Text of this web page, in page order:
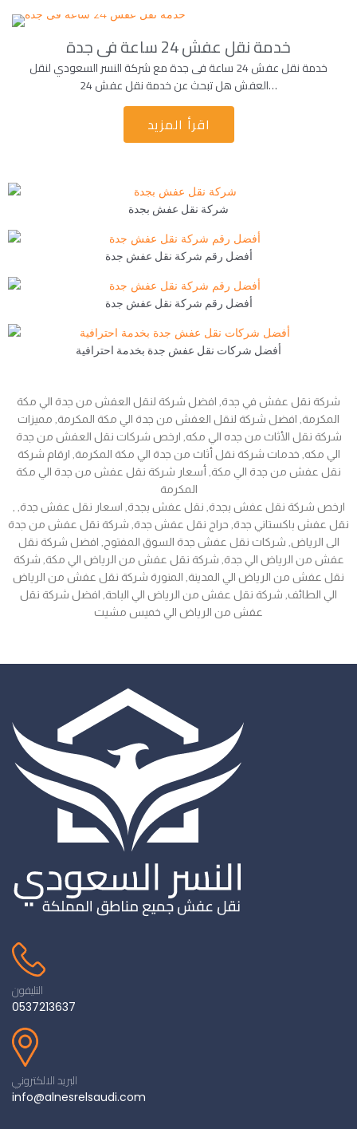
خدمة نقل عفش 24 ساعة فى جدة
خدمة نقل عفش 24 ساعة فى جدة مع شركة النسر السعودي لنقل
العفش هل تبحث عن خدمة نقل عفش 24…
اقرأ المزيد
شركة نقل عفش بجدة
أفضل رقم شركة نقل عفش جدة
أفضل رقم شركة نقل عفش جدة
أفضل شركات نقل عفش جدة بخدمة احترافية
شركة نقل عفش في جدة, افضل شركة لنقل العفش من جدة الي مكة
المكرمة, افضل شركة لنقل العفش من جدة الي مكة المكرمة, مميزات
شركة نقل الأثاث من جده الي مكه, ارخص شركات نقل العفش من جدة
الي مكه, خدمات شركة نقل أثاث من جدة الي مكة المكرمة, ارقام شركة
نقل عفش من جدة الي مكة, أسعار شركة نقل عفش من جدة الي مكة
المكرمة
نقل عفش باكستاني جدة, حراج نقل عفش جدة, شركة نقل عفش من جدة
الى الرياض, شركات نقل عفش جدة السوق المفتوح, افضل شركة نقل
عفش من الرياض الي جدة, شركة نقل عفش من الرياض الي مكة, شركة
نقل عفش من الرياض الي المدينة, المنورة شركة نقل عفش من الرياض
الي الطائف, شركة نقل عفش من الرياض الي الباحة, افضل شركة نقل
عفش من الرياض الي خميس مشيت
التليفون
0537213637
البريد الالكتروني
info@alnesrelsaudi.com